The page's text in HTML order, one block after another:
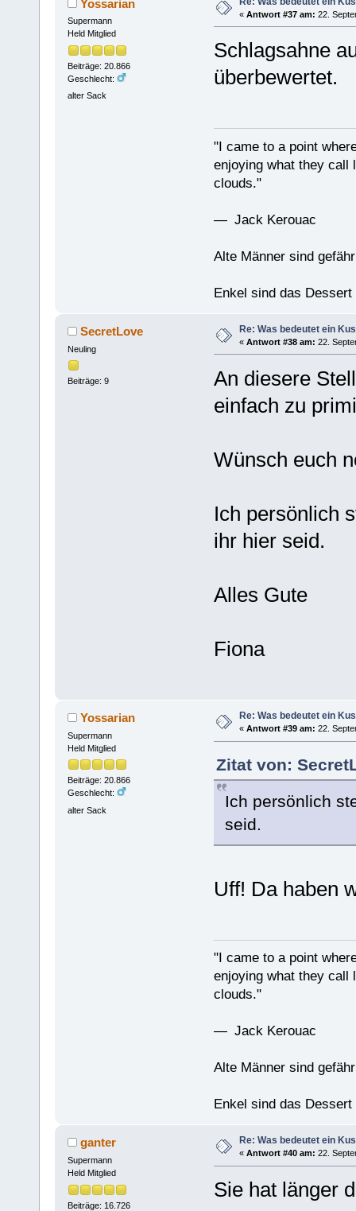
Yossarian
Supermann
Held Mitglied
Beiträge: 20.866
Geschlecht:
alter Sack
« Antwort #37 am: 22.
Schlagsahne
überbewertet.
"I came to a point
enjoying what they call
clouds."
— Jack Kerouac
Alte Männer sind
Enkel sind das Dessert
SecretLove
Neuling
Beiträge: 9
Re: Was bedeutet ein
« Antwort #38 am: 22.
An diesere
einfach zu
Wünsch euch
Ich persönlich
ihr hier seid.
Alles Gute
Fiona
Yossarian
Supermann
Held Mitglied
Beiträge: 20.866
Geschlecht:
alter Sack
Re: Was bedeutet ein
« Antwort #39 am: 22.
Zitat von:
Ich persönlich
seid.
Uff! Da haben
"I came to a point
enjoying what they call
clouds."
— Jack Kerouac
Alte Männer sind
Enkel sind das
ganter
Supermann
Held Mitglied
Beiträge: 16.726
Re: Was bedeutet ein
« Antwort #40 am: 22.
Sie hat länger